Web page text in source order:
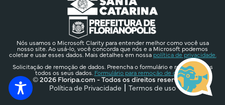
Nós usamos o Microsoft Clarity para entender melhor como você usa
nosso site. Ao usá-lo, você concorda que nós e a Microsoft podemos
coletar e usar esses dados. Mais detalhes em nossa política de privacidade.
Solicitação de remoção de dados. Preencha o formulário e removeremos
todos os seus dados. Formulário para remoção de dados.
© 2026 Floripa.com - Todos os direitos reservados
Política de Privacidade
Termos de uso